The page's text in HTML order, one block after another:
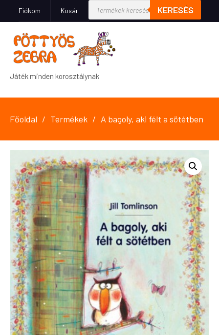
Fiókom Kosár KERESÉS
Játék minden korosztálynak
Főoldal Termékek A bagoly, aki félt a sötétben